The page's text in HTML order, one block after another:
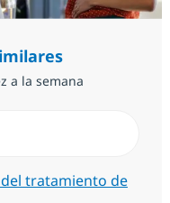
a la semana
tratamiento de